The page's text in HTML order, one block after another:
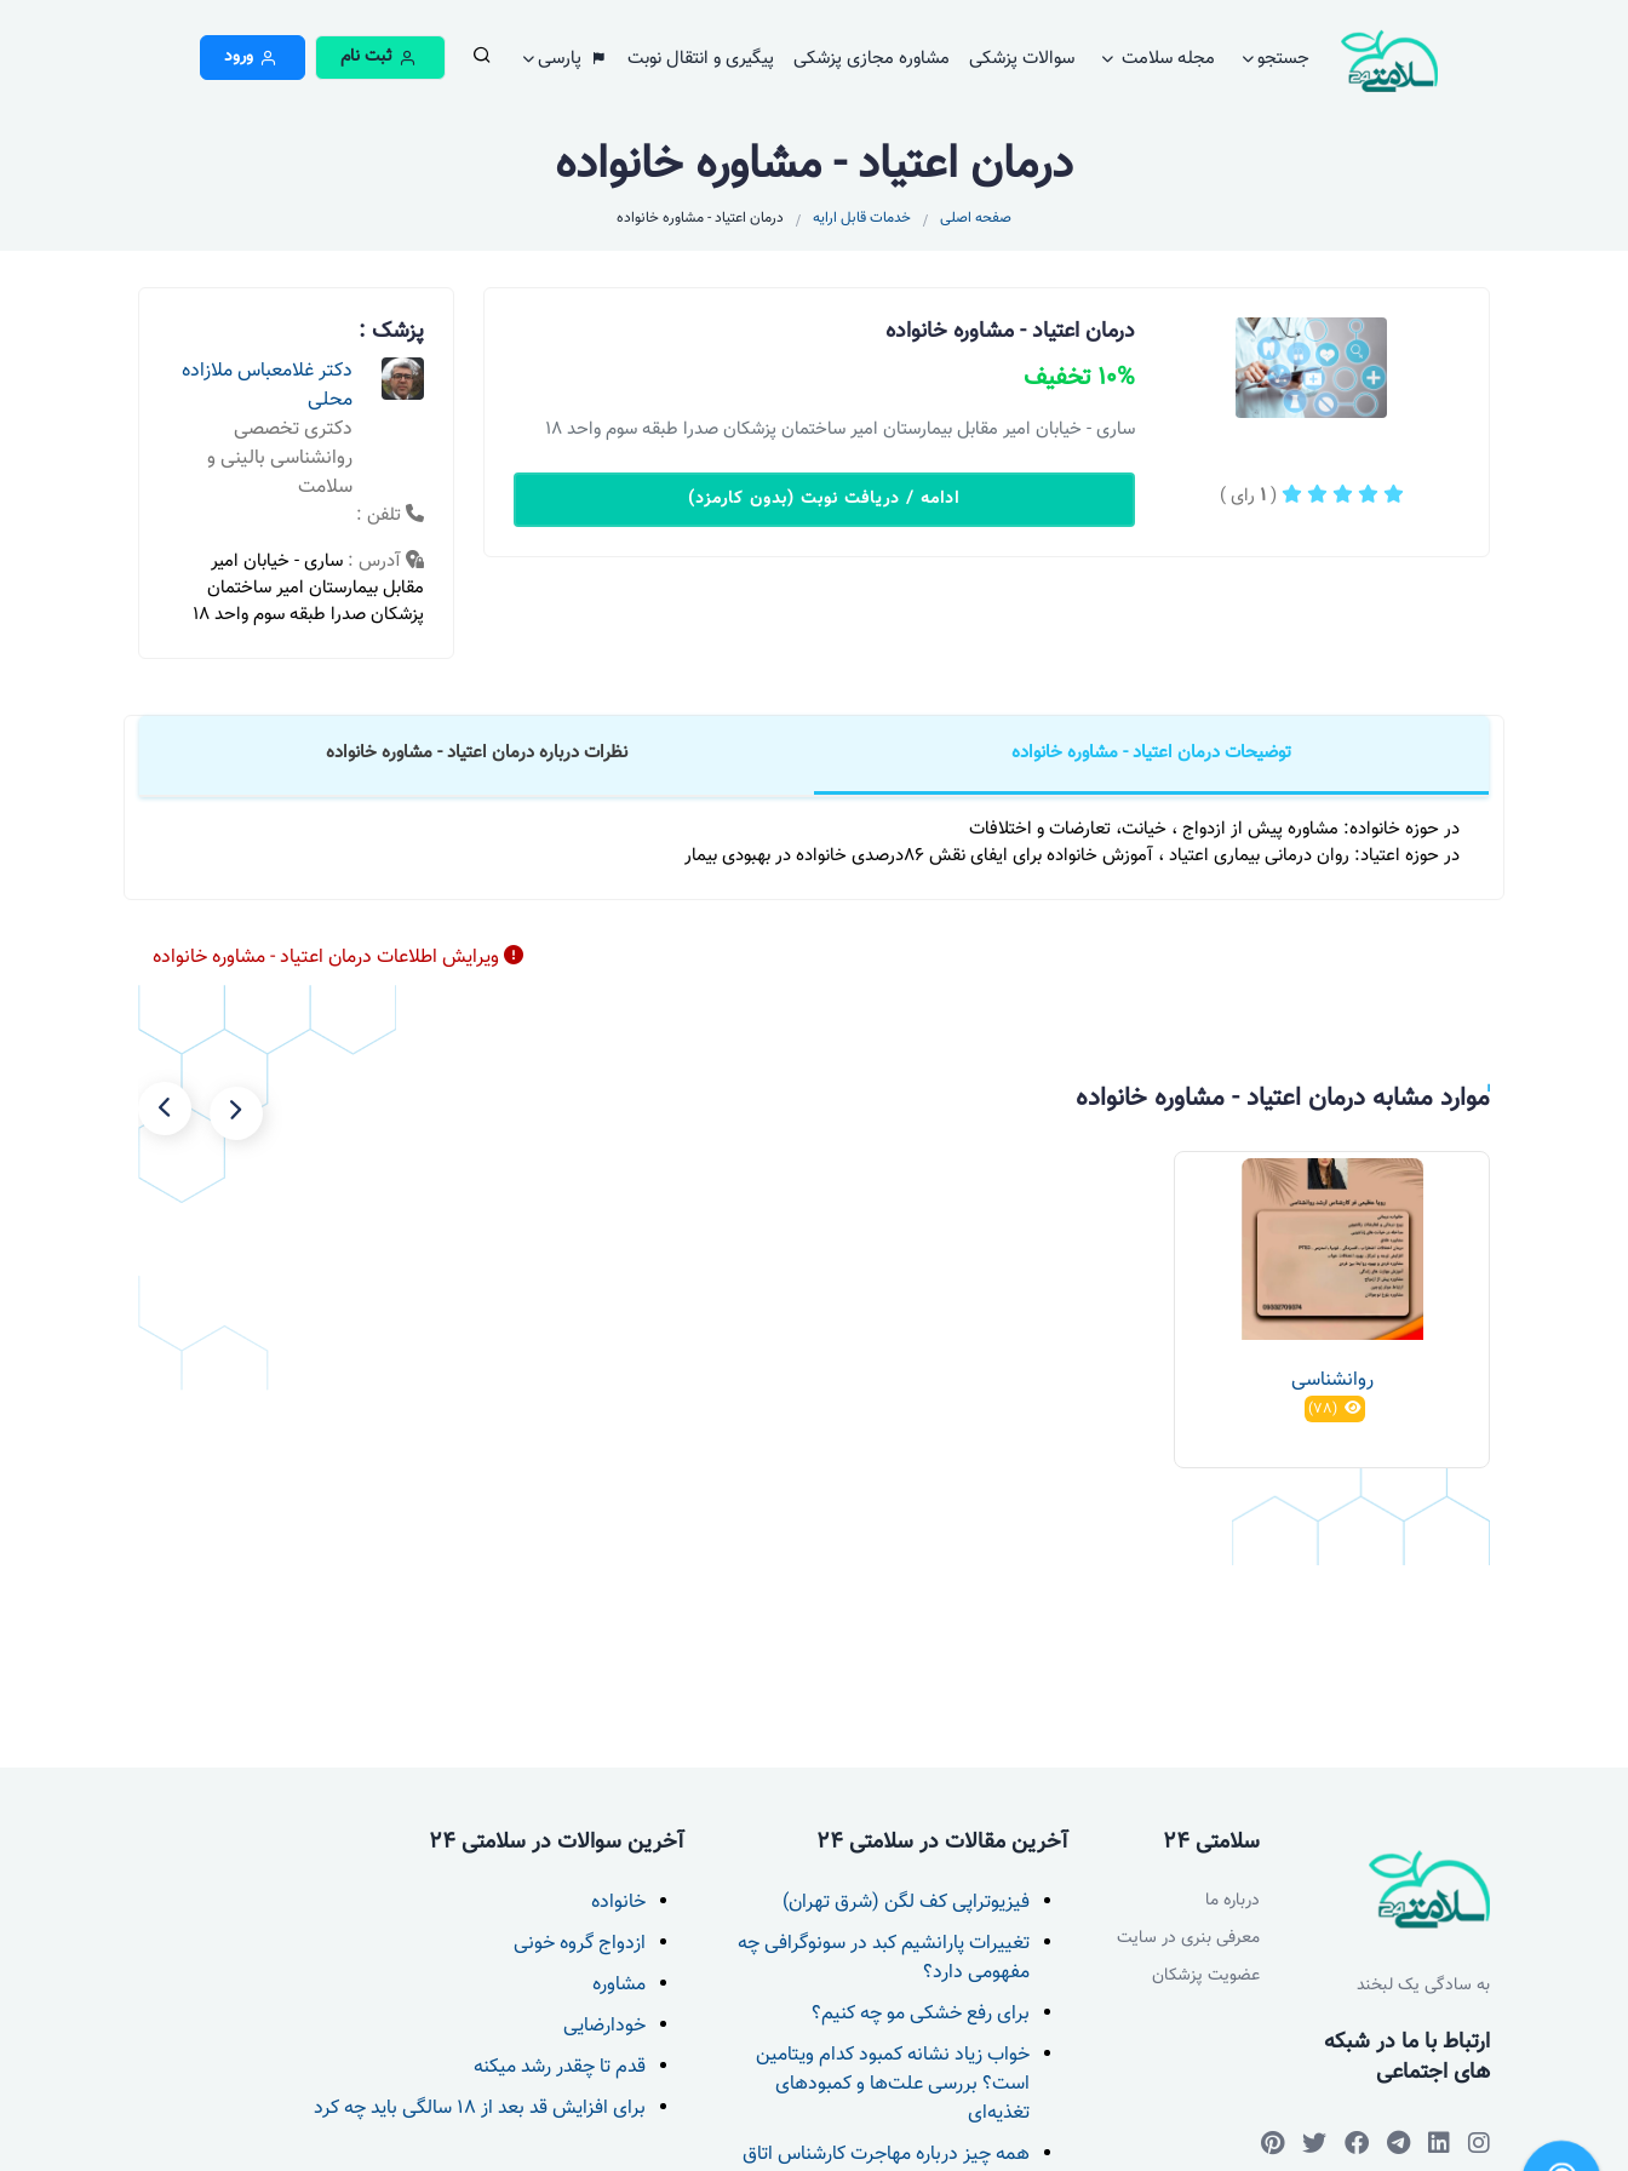
جستجو مجله سلامت سوالات پزشکی مشاوره مجازی پزشکی پیگیری و انتقال نوبت پارسی ثبت نام ورود
درمان اعتیاد - مشاوره خانواده
صفحه اصلی خدمات قابل ارایه درمان اعتیاد - مشاوره خانواده
(
1 رای )
درمان اعتیاد - مشاوره خانواده
10% تخفیف
ساری - خیابان امیر مقابل بیمارستان امیر ساختمان پزشکان صدرا طبقه سوم واحد 18
ادامه / دریافت نوبت (بدون کارمزد)
پزشک :
دکتر غلامعباس ملازاده
محلی
دکتری تخصصی
روانشناسی بالینی و
سلامت
تلفن :
آدرس : ساری - خیابان امیر
مقابل بیمارستان امیر ساختمان
پزشکان صدرا طبقه سوم واحد 18
توضیحات درمان اعتیاد - مشاوره خانواده نظرات درباره درمان اعتیاد - مشاوره خانواده
در حوزه خانواده: مشاوره پیش از ازدواج ، خیانت، تعارضات و اختلافات
در حوزه اعتیاد: روان درمانی بیماری اعتیاد ، آموزش خانواده برای ایفای نقش ۸۶درصدی خانواده در بهبودی بیمار
ویرایش اطلاعات درمان اعتیاد - مشاوره خانواده
موارد مشابه درمان اعتیاد - مشاوره خانواده
روانشناسی
(78)
به سادگی یک لبخند
ارتباط با ما در شبکه
های اجتماعی
سلامتی 24
درباره ما
معرفی بنری در سایت
عضویت پزشکان
آخرین مقالات در سلامتی 24
فیزیوتراپی کف لگن (شرق تهران)
تغییرات پارانشیم کبد در سونوگرافی چه
مفهومی دارد؟
برای رفع خشکی مو چه کنیم؟
خواب زیاد نشانه کمبود کدام ویتامین
است؟ بررسی علت‌ها و کمبودهای
تغذیه‌ای
همه چیز درباره مهاجرت کارشناس اتاق
آخرین سوالات در سلامتی 24
خانواده
ازدواج گروه خونی
مشاوره
خودارضایی
قدم تا چقدر رشد میکنه
برای افزایش قد بعد از 18 سالگی باید چه کرد